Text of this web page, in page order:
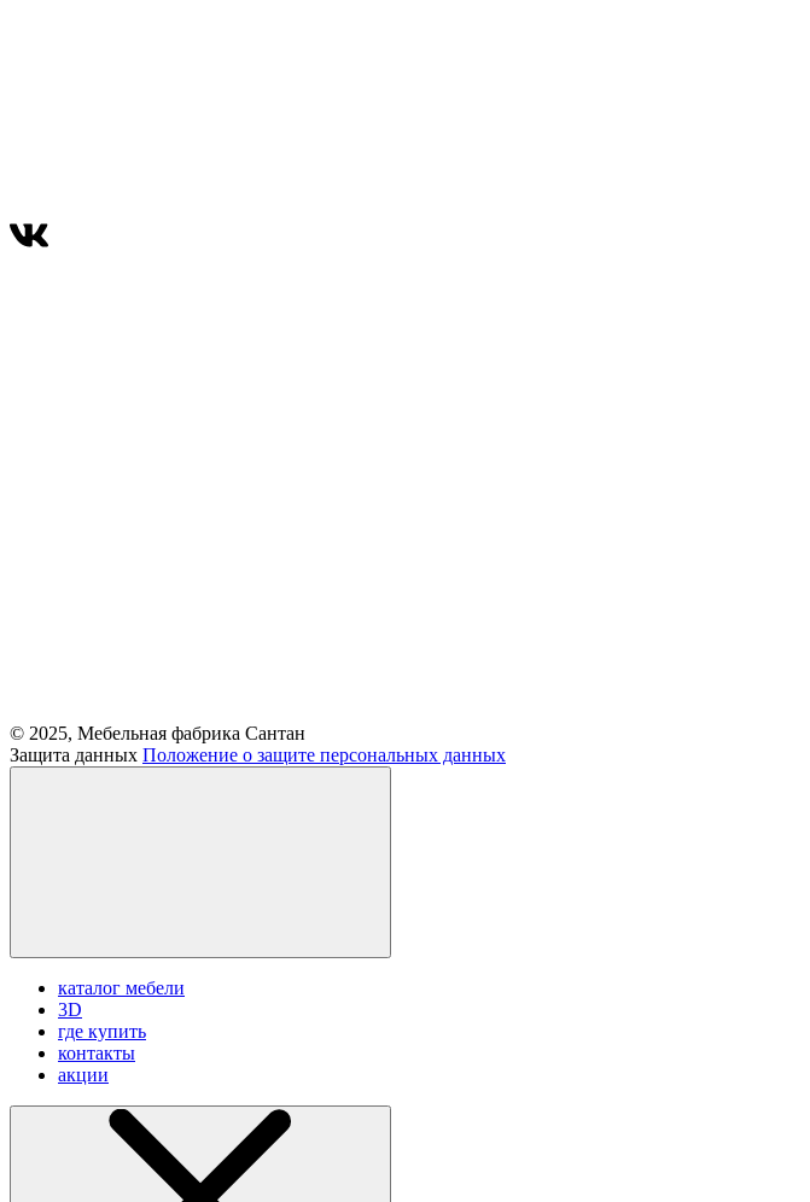
© 2025, Мебельная фабрика Сантан
Защита данных Положение о защите персональных данных
каталог мебели
3D
где купить
контакты
акции